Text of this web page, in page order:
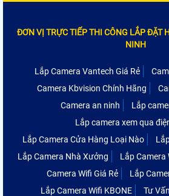
ĐƠN VỊ TRỰC TIẾP THI CÔNG LẮP ĐẶT
NINH
Lắp Camera Vantech Giá Rẻ
Camera Kbvision Chính Hãng
Camera an ninh
Lắp
Lắp camera xem qua
Lắp Camera Cửa Hàng Loại Nào
Lắp Camera Nhà Xưởng
Lắp Camera
Camera Wifi Giá Rẻ
Lắp
Lắp Camera Wifi KBONE
Tư